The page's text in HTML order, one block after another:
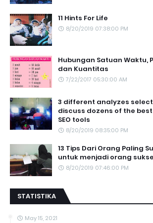
11 Hints For Life
8/20/2019 07:38:00 PM
Hubungan Satuan Waktu,
dan Kuantitas
7/22/2017 05:30:00 AM
3 different analyzes
discuss dozens of the best
SEO tools
8/20/2019 08:35:00 PM
13 Tips Dari Orang Paling
untuk menjadi orang
8/20/2019 07:46:00 PM
STATISTIKA
May 15, 2021